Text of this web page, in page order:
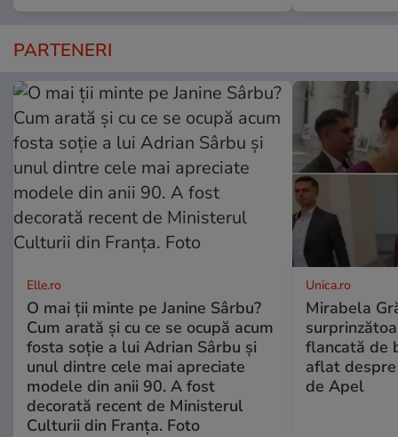
PARTENERI
Elle.ro
O mai ții minte pe Janine Sârbu?
Cum arată și cu ce se ocupă acum
fosta soție a lui Adrian Sârbu și
unul dintre cele mai apreciate
modele din anii 90. A fost
decorată recent de Ministerul
Culturii din Franța. Foto
Unica.ro
Mirabela
flancată de
aflat
de Apel